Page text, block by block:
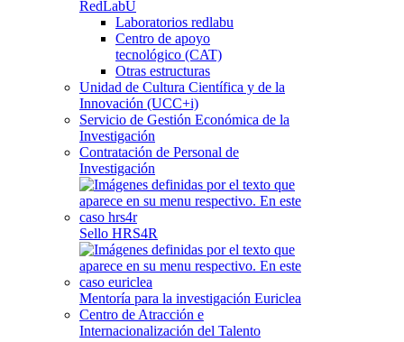
RedLabU
Laboratorios redlabu
Centro de apoyo
tecnológico (CAT)
Otras estructuras
Unidad de Cultura Científica y de la
Innovación (UCC+i)
Servicio de Gestión Económica de la
Investigación
Contratación de Personal de
Investigación
Sello HRS4R
Mentoría para la investigación Euriclea
Centro de Atracción e
Internacionalización del Talento